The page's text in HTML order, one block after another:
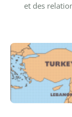
et des